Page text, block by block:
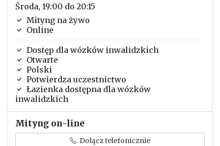
Środa, 19:00 do 20:15
Mityng na żywo
Online
Dostęp dla wózków inwalidzkich
Otwarte
Polski
Potwierdza uczestnictwo
Łazienka dostępna dla wózków
inwalidzkich
Mityng on-line
Dołącz telefonicznie